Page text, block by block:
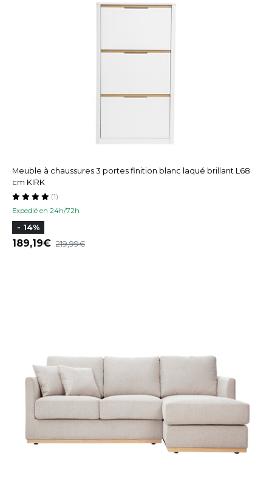
Meuble à chaussures 3 portes finition blanc laqué brillant L68
cm KIRK
Expedié en 24h/72h
(1)
- 14%
189,19 219,99